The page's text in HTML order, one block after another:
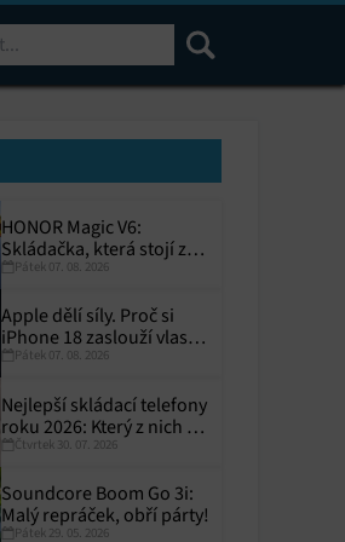
HONOR Magic V6:
Skládačka, která stojí za
toPátek 07. 08. 2026
Apple dělí síly. Proč si
iPhone 18 zaslouží vlastní
termín?
Pátek 07. 08. 2026
Nejlepší skládací telefony
roku 2026: Který z nich si
zaslouží místo ve vaší
Čtvrtek 30. 07. 2026
Soundcore Boom Go 3i:
Malý repráček, obří párty!
Pátek 29. 05. 2026